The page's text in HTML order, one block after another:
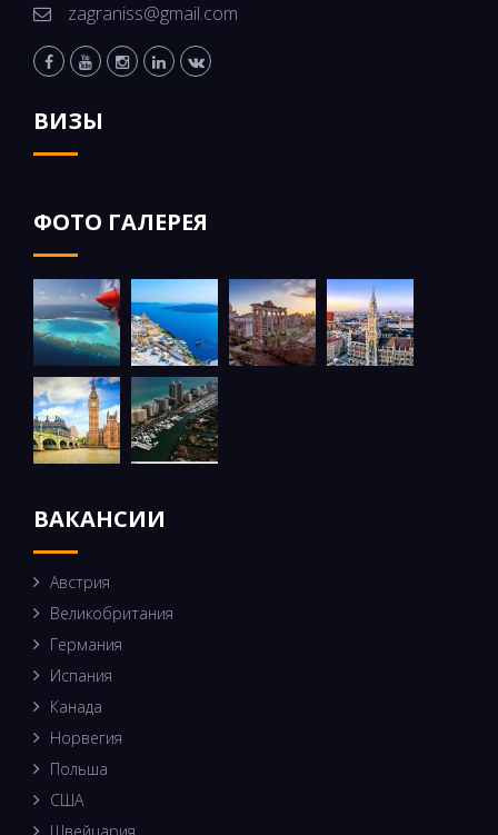
zagraniss@gmail.com
ВИЗЫ
ФОТО ГАЛЕРЕЯ
ВАКАНСИИ
Австрия
Великобритания
Германия
Испания
Канада
Норвегия
Польша
США